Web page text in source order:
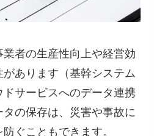
者の生産性向上や経営効
あります（基幹システム
サービスへのデータ連携
の保存は、災害や事故に
ぐこともできます。